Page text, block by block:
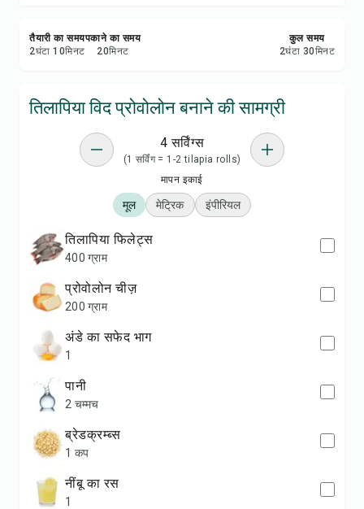
तैयारी का समय
2घंटा 10मिनट
पकाने का समय
20मिनट
कुल समय
2घंटा 30मिनट
तिलापिया विद प्रोवोलोन बनाने की सामग्री
4 सर्विंग्स
(1 सर्विंग = 1-2 tilapia rolls)
मापन इकाई
मूल मेट्रिक इंपीरियल
तिलापिया फिलेट्स
400 ग्राम
प्रोवोलोन चीज़
200 ग्राम
अंडे का सफेद भाग
1
पानी
2 चम्मच
ब्रेडक्रम्ब्स
1 कप
नींबू का रस
1